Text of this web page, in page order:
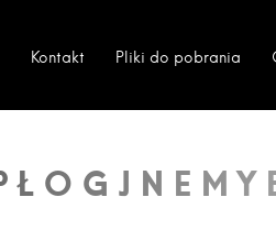
Kontakt Pliki do pobrania